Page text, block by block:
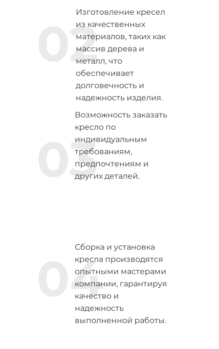
Изготовление кресел
из качественных
материалов, таких как
массив дерева и
металл, что
обеспечивает
долговечность и
надежность изделия.
Возможность заказать
кресло по
индивидуальным
требованиям,
предпочтениям и
других деталей.
Сборка и установка
кресла производятся
опытными мастерами
компании, гарантируя
качество и
надежность
выполненной работы.
02
03
04